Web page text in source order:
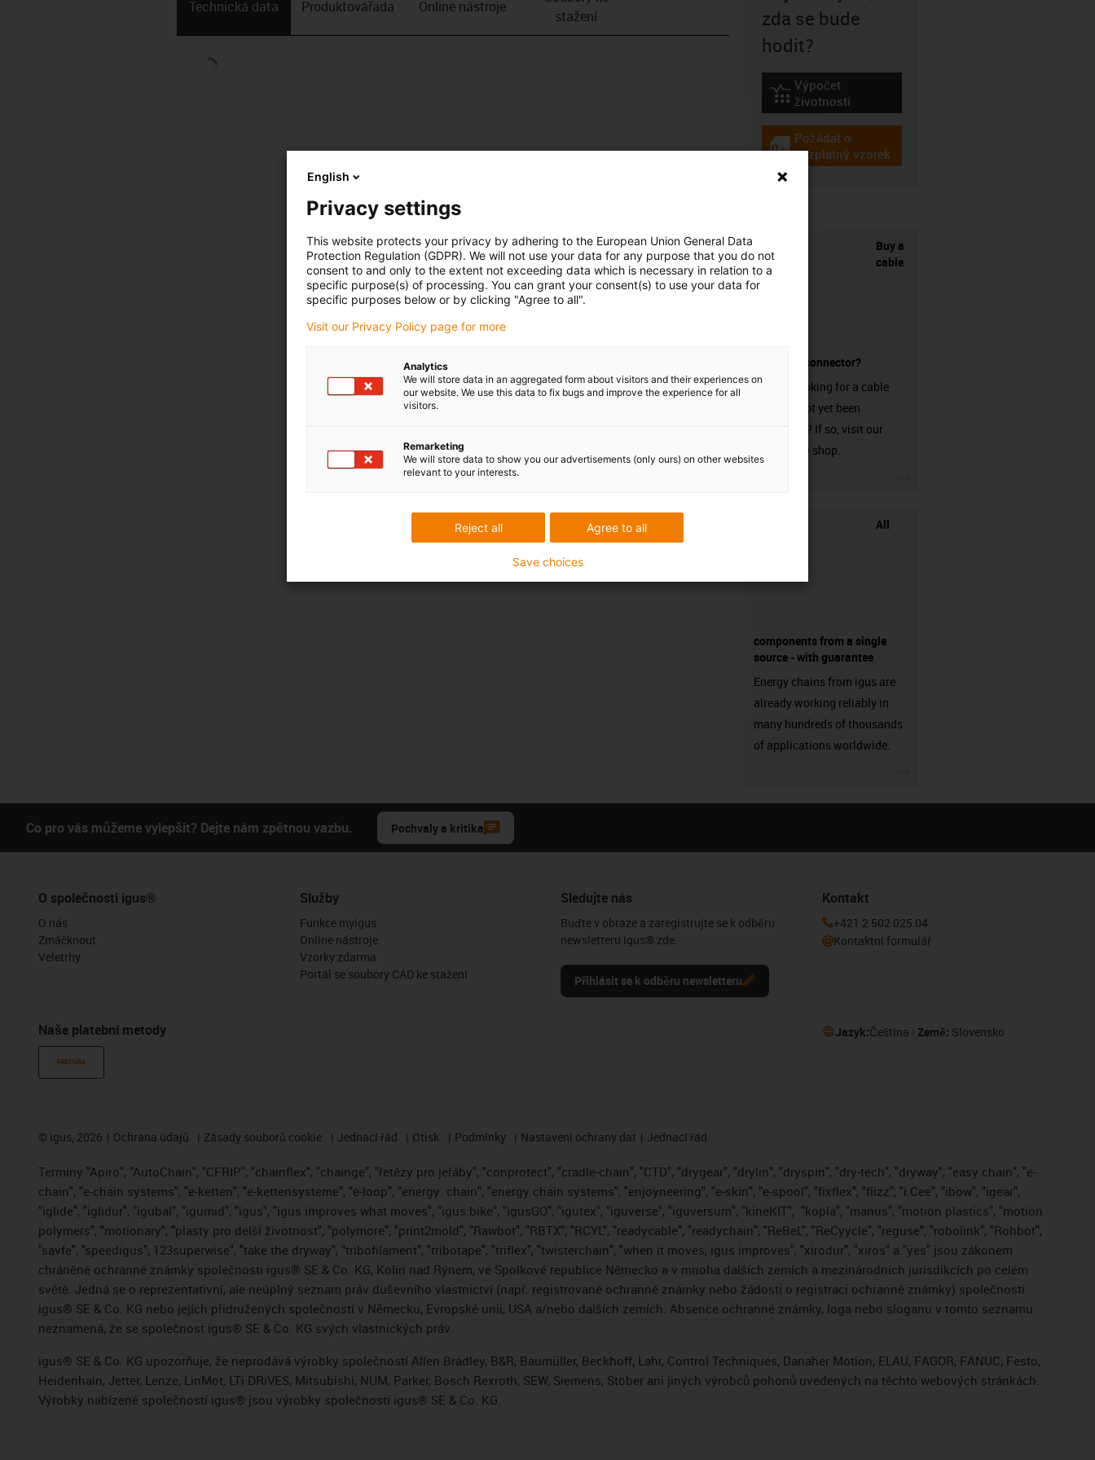
Technická data Produktová­řada Online nástroje
stažení
zda se bude
hodit?
igus-icon-lebensdauerrechner
Výpočet
životnosti
igus-icon-gratismuster
Požádat o
bezplatný vzorek
Buy a
cable
without a connector?
Are you looking for a cable
that has not yet been
harnessed? If so, visit our
chainflex® shop.
All
components from a single
source - with guarantee
Energy chains from igus are
already working reliably in
many hundreds of thousands
of applications worldwide.
Co pro vás můžeme vylepšit? Dejte nám zpětnou vazbu. Pochvaly a kritika
O společnosti igus®
O nás
Zmáčknout
Veletrhy
Naše platební metody
FAKTURA
Služby
Funkce myigus
Online nástroje
Vzorky zdarma
Portál se soubory CAD ke stažení
Sledujte nás
Buďte v obraze a zaregistrujte se k odběru
newsletteru igus® zde.
Přihlásit se k odběru newsletteru
Kontakt
+421 2 502 025 04
Kontaktní formulář
Jazyk:Čeština Země: Slovensko
© igus, 2026 Ochrana údajů Zásady souborů cookie Jednací řád Otisk Podmínky Nastavení ochrany dat Jednací řád
Termíny "Apiro", "AutoChain", "CFRIP", "chainflex", "chainge", "řetězy pro jeřáby", "conprotect", "cradle-chain", "CTD", "drygear", "drylin", "dryspin", "dry-tech", "dryway", "easy chain", "e-
chain", "e-chain systems", "e-ketten", "e-kettensysteme", "e-loop", "energy chain", "energy chain systems", "enjoyneering", "e-skin", "e-spool", "fixflex", "flizz", "i.Cee", "ibow", "igear",
"iglide", "iglidur", "igubal", "igumid", "igus", "igus improves what moves", "igus:bike", "igusGO", "igutex", "iguverse", "iguversum", "kineKIT", "kopla", "manus", "motion plastics", "motion
polymers", "motionary", "plasty pro delší životnost", "polymore", "print2mold", "Rawbot", "RBTX", "RCYL", "readycable", "readychain", "ReBeL", "ReCyycle", "reguse", "robolink", "Rohbot",
"savfe", "speedigus", 123superwise", "take the dryway", "tribofilament", "tribotape", "triflex", "twisterchain", "when it moves, igus improves", "xirodur", "xiros" a "yes" jsou zákonem
chráněné ochranné známky společnosti igus® SE & Co. KG, Kolín nad Rýnem, ve Spolkové republice Německo a v mnoha dalších zemích a mezinárodních jurisdikcích po celém
světě. Jedná se o reprezentativní, ale neúplný seznam práv duševního vlastnictví (např. registrované ochranné známky nebo žádosti o registraci ochranné známky) společnosti
igus® SE & Co. KG nebo jejích přidružených společností v Německu, Evropské unii, USA a/nebo dalších zemích. Absence ochranné známky, loga nebo sloganu v tomto seznamu
neznamená, že se společnost igus® SE & Co. KG svých vlastnických práv.
igus® SE & Co. KG upozorňuje, že neprodává výrobky společností Allen Bradley, B&R, Baumüller, Beckhoff, Lahr, Control Techniques, Danaher Motion, ELAU, FAGOR, FANUC, Festo,
Heidenhain, Jetter, Lenze, LinMot, LTi DRiVES, Mitsubishi, NUM, Parker, Bosch Rexroth, SEW, Siemens, Stöber ani jiných výrobců pohonů uvedených na těchto webových stránkách.
Výrobky nabízené společností igus® jsou výrobky společnosti igus® SE & Co. KG.
English
Privacy settings
This website protects your privacy by adhering to the European Union General Data
Protection Regulation (GDPR). We will not use your data for any purpose that you do not
consent to and only to the extent not exceeding data which is necessary in relation to a
specific purpose(s) of processing. You can grant your consent(s) to use your data for
specific purposes below or by clicking "Agree to all".
Visit our Privacy Policy page for more
Analytics
We will store data in an aggregated form about visitors and their experiences on
our website. We use this data to fix bugs and improve the experience for all
visitors.
Remarketing
We will store data to show you our advertisements (only ours) on other websites
relevant to your interests.
Agree to all
Reject all
Save choices